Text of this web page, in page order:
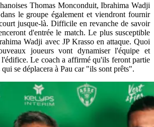
Thomas Monconduit, Ibrahima Wadji
le groupe également et viendront fournir
jusque-là. Difficile en revanche de savoir
d'entrée le match. Le plus susceptible
Wadji avec JP Krasso en attaque. Quoi
joueurs vont dynamiser l'équipe et
Le coach a affirmé qu'ils feront partie
se déplacera à Pau car "ils sont prêts".